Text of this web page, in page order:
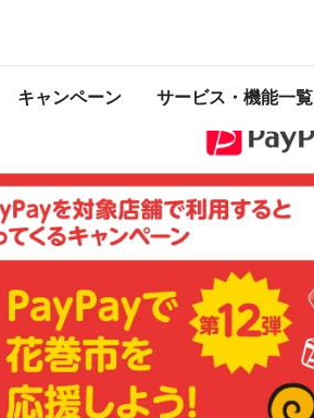
キャンペーン サービス・機能一覧